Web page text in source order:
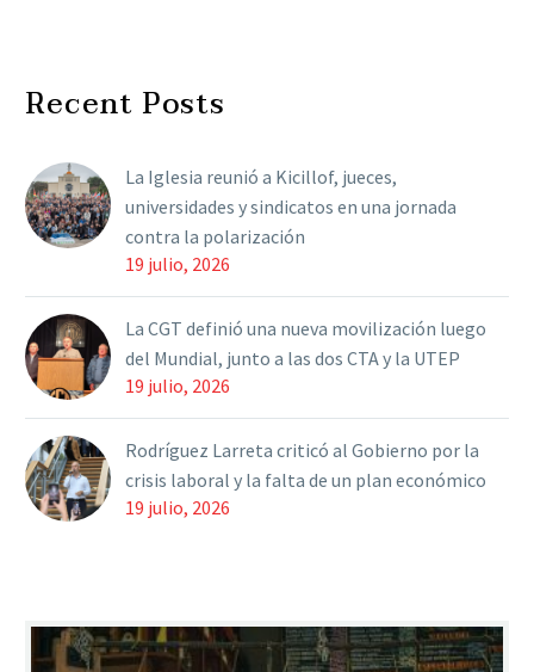
Recent Posts
La Iglesia reunió a Kicillof, jueces,
universidades y sindicatos en una jornada
contra la polarización
19 julio, 2026
La CGT definió una nueva movilización luego
del Mundial, junto a las dos CTA y la UTEP
19 julio, 2026
Rodríguez Larreta criticó al Gobierno por la
crisis laboral y la falta de un plan económico
19 julio, 2026